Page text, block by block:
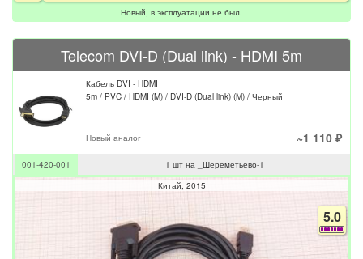
Новый, в эксплуатации не был.
Telecom DVI-D (Dual link) - HDMI 5m
Кабель DVI - HDMI
5m / PVC / HDMI (M) / DVI-D (Dual link) (M) / Черный
Новый аналог ~1 110 ₽
001-420-001
1 шт на _Шереметьево-1
Китай 2015
5.0